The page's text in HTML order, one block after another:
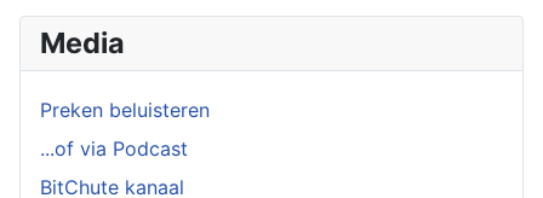
Media
Preken beluisteren
...of via Podcast
BitChute kanaal